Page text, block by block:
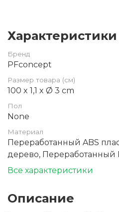
Характеристики
Бренд
PFconcept
Размер товара (см)
100 x 1,1 x Ø 3 cm
Пол
None
Материал
Переработанный ABS
дерево, Переработанный
Все характеристики
Описание